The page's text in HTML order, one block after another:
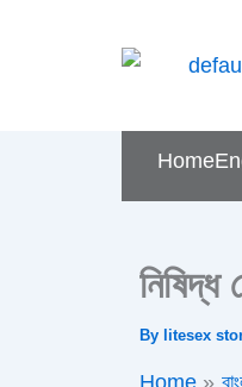
Home
নিষিদ্ধ
By litesex
Home